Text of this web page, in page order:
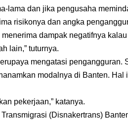
lama dan jika pengusaha
risikonya dan angka
dampak negatifnya
lain,” tuturnya.
mengatasi pengangguran.
modalnya di Banten. Hal
pekerjaan,” katanya.
(Disnakertrans)